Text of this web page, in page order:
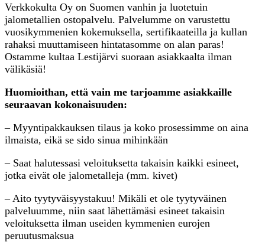
Verkkokulta Oy on Suomen vanhin ja luotetuin
jalometallien ostopalvelu. Palvelumme on varustettu
vuosikymmenien kokemuksella, sertifikaateilla ja kullan
rahaksi muuttamiseen hintatasomme on alan paras!
Ostamme kultaa Lestijärvi suoraan asiakkaalta ilman
välikäsiä!
Huomioithan, että vain me tarjoamme asiakkaille
seuraavan kokonaisuuden:
– Myyntipakkauksen tilaus ja koko prosessimme on aina
ilmaista, eikä se sido sinua mihinkään
– Saat halutessasi veloituksetta takaisin kaikki esineet,
jotka eivät ole jalometalleja (mm. kivet)
– Aito tyytyväisyystakuu! Mikäli et ole tyytyväinen
palveluumme, niin saat lähettämäsi esineet takaisin
veloituksetta ilman useiden kymmenien eurojen
peruutusmaksua